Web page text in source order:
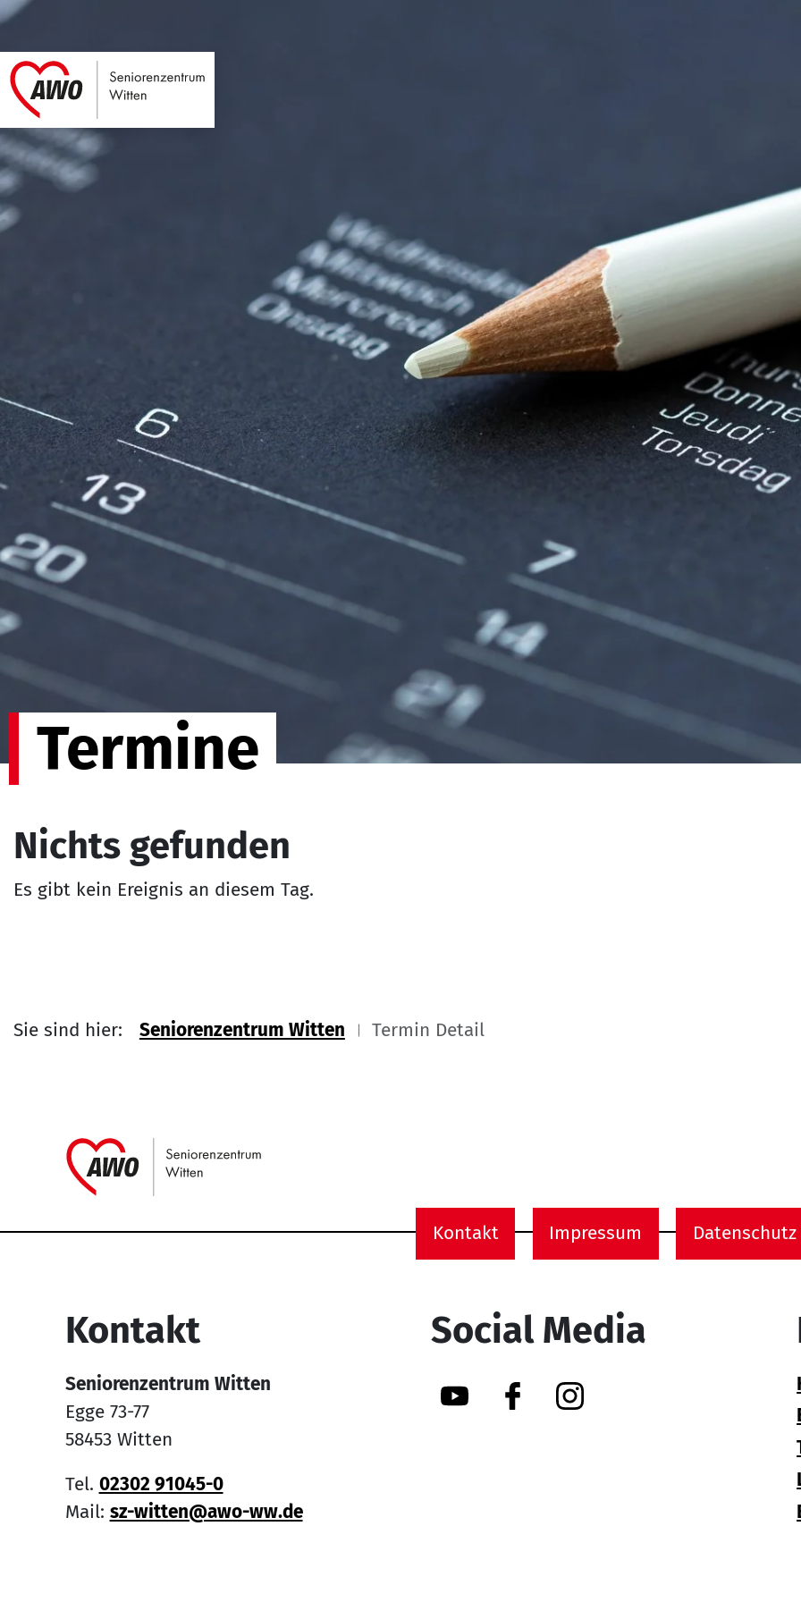
Seniorenzentrum Witten | Termin
Termine
Nichts gefunden
Es gibt kein Ereignis an diesem Tag.
Sie sind hier: Seniorenzentrum Witten Termin Detail
Link zu Home
Service Informationen
Kontakt Impressum Datenschutz
Kontakt
Seniorenzentrum Witten
Egge 73-77
58453 Witten
Tel. 02302 91045-0
Mail: sz-witten@awo-ww.de
Social Media
YouTube FacebookInstagram